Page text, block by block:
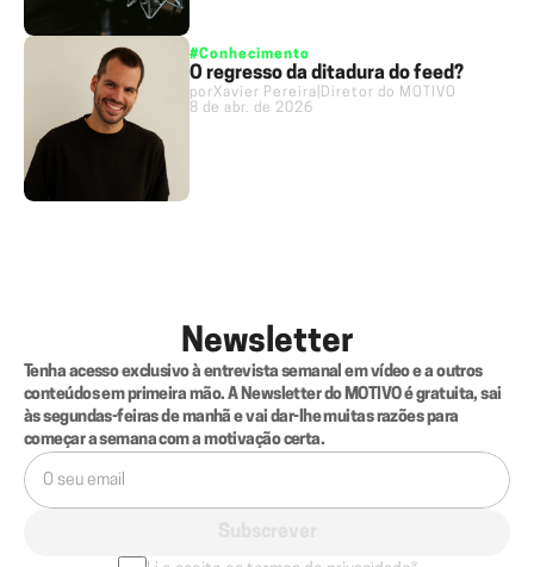
#Conhecimento
O regresso da ditadura do feed?
porXavier Pereira Diretor do MOTIVO
8 de abr. de 2026
Newsletter
Tenha acesso exclusivo à entrevista semanal em vídeo e a outros
conteúdos em primeira mão. A Newsletter do MOTIVO é gratuita, sai
às segundas-feiras de manhã e vai dar-lhe muitas razões para
começar a semana com a motivação certa.